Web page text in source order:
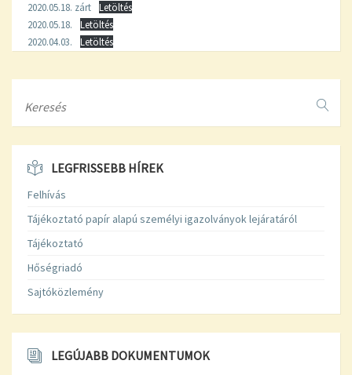
2020.05.18. zárt
Letöltés
2020.05.18.
Letöltés
2020.04.03.
Letöltés
LEGFRISSEBB HÍREK
Felhívás
Tájékoztató papír alapú személyi igazolványok lejáratáról
Tájékoztató
Hőségriadó
Sajtóközlemény
LEGÚJABB DOKUMENTUMOK